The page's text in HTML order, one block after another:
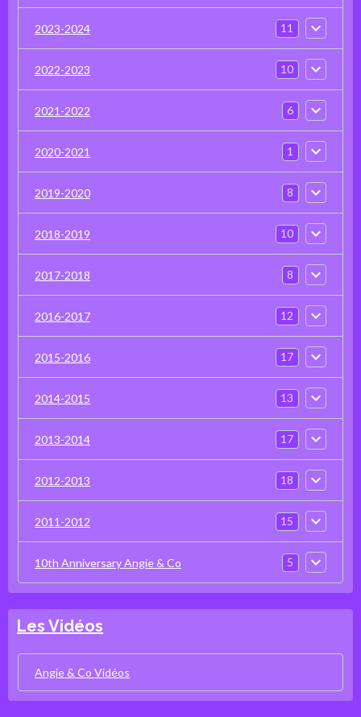
2023-2024 11
2022-2023 10
2021-2022 6
2020-2021 1
2019-2020 8
2018-2019 10
2017-2018 8
2016-2017 12
2015-2016 17
2014-2015 13
2013-2014 17
2012-2013 18
2011-2012 15
10th Anniversary Angie & Co 5
Les Vidéos
Angie & Co Vidéos